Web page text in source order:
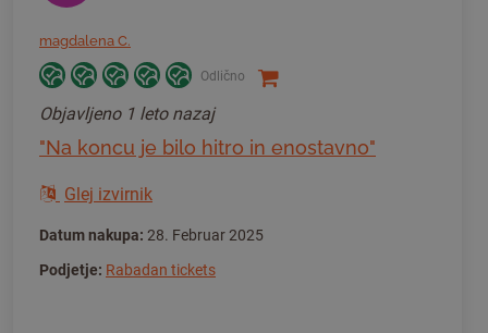
magdalena C.
Odlično
Objavljeno 1 leto nazaj
"Na koncu je bilo hitro in enostavno"
Glej izvirnik
Datum nakupa: 28. Februar 2025
Podjetje: Rabadan tickets